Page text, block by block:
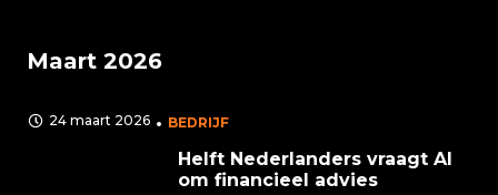
Maart 2026
24 maart 2026 BEDRIJF
Helft Nederlanders vraagt AI
om financieel advies